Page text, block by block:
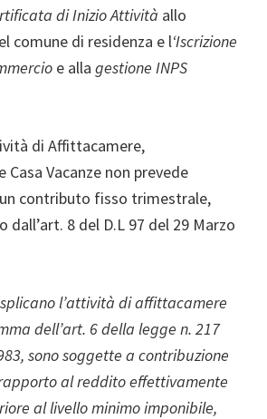
di Inizio Attività allo
comune di residenza e l‘Iscrizione
e alla gestione INPS
di Affittacamere,
Vacanze non prevede
un contributo fisso trimestrale,
dall’art. 8 del D.L 97 del 29 Marzo
l’attività di affittacamere
dell’art. 6 della legge n. 217
sono soggette a contribuzione
al reddito effettivamente
al livello minimo imponibile,